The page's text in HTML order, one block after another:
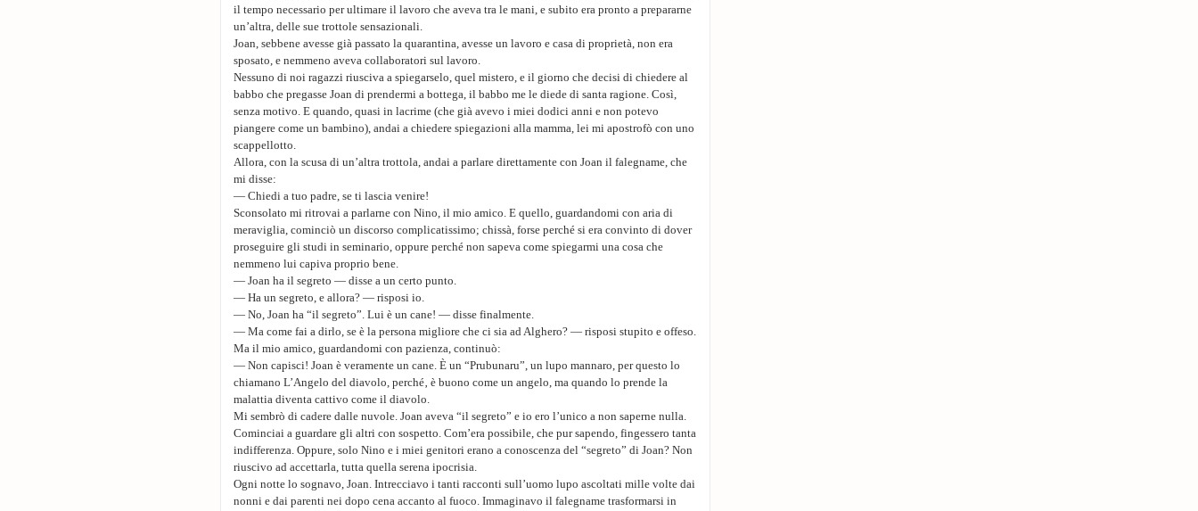
il tempo necessario per ultimare il lavoro che aveva tra le mani, e subito era pronto a prepararne
un’altra, delle sue trottole sensazionali.
Joan, sebbene avesse già passato la quarantina, avesse un lavoro e casa di proprietà, non era
sposato, e nemmeno aveva collaboratori sul lavoro.
Nessuno di noi ragazzi riusciva a spiegarselo, quel mistero, e il giorno che decisi di chiedere al
babbo che pregasse Joan di prendermi a bottega, il babbo me le diede di santa ragione. Così,
senza motivo. E quando, quasi in lacrime (che già avevo i miei dodici anni e non potevo
piangere come un bambino), andai a chiedere spiegazioni alla mamma, lei mi apostrofò con uno
scappellotto.
Allora, con la scusa di un’altra trottola, andai a parlare direttamente con Joan il falegname, che
mi disse:
— Chiedi a tuo padre, se ti lascia venire!
Sconsolato mi ritrovai a parlarne con Nino, il mio amico. E quello, guardandomi con aria di
meraviglia, cominciò un discorso complicatissimo; chissà, forse perché si era convinto di dover
proseguire gli studi in seminario, oppure perché non sapeva come spiegarmi una cosa che
nemmeno lui capiva proprio bene.
— Joan ha il segreto — disse a un certo punto.
— Ha un segreto, e allora? — risposi io.
— No, Joan ha “il segreto”. Lui è un cane! — disse finalmente.
— Ma come fai a dirlo, se è la persona migliore che ci sia ad Alghero? — risposi stupito e offeso.
Ma il mio amico, guardandomi con pazienza, continuò:
— Non capisci! Joan è veramente un cane. È un “Prubunaru”, un lupo mannaro, per questo lo
chiamano L’Angelo del diavolo, perché‚ è buono come un angelo, ma quando lo prende la
malattia diventa cattivo come il diavolo.
Mi sembrò di cadere dalle nuvole. Joan aveva “il segreto” e io ero l’unico a non saperne nulla.
Cominciai a guardare gli altri con sospetto. Com’era possibile, che pur sapendo, fingessero tanta
indifferenza. Oppure, solo Nino e i miei genitori erano a conoscenza del “segreto” di Joan? Non
riuscivo ad accettarla, tutta quella serena ipocrisia.
Ogni notte lo sognavo, Joan. Intrecciavo i tanti racconti sull’uomo lupo ascoltati mille volte dai
nonni e dai parenti nei dopo cena accanto al fuoco. Immaginavo il falegname trasformarsi in